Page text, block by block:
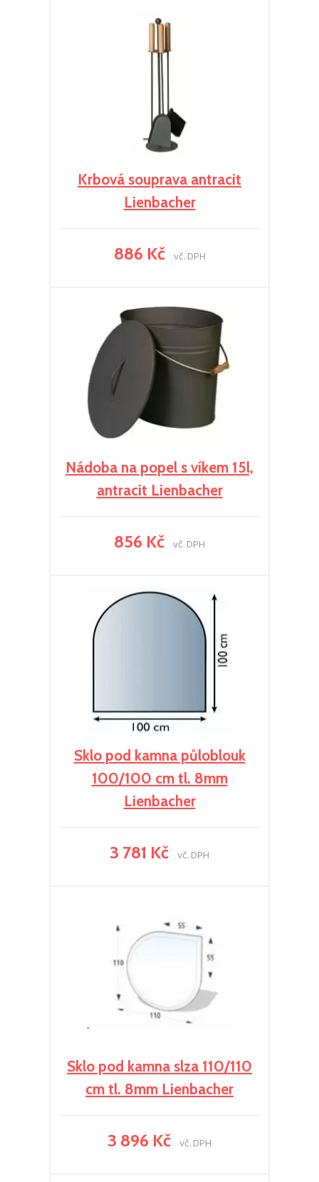
Krbová souprava antracit
Lienbacher
886 Kč vč. DPH
Nádoba na popel s víkem 15l,
antracit Lienbacher
856 Kč vč. DPH
Sklo pod kamna půloblouk
100/100 cm tl. 8mm
Lienbacher
3 781 Kč vč. DPH
Sklo pod kamna slza 110/110
cm tl. 8mm Lienbacher
3 896 Kč vč. DPH